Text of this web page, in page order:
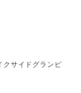
クサイドグランピ